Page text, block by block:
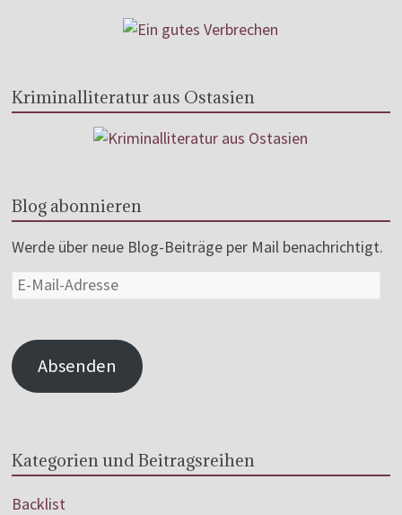
Kriminalliteratur aus Ostasien
Blog abonnieren
Werde über neue Blog-Beiträge per Mail benachrichtigt.
Absenden
Kategorien und Beitragsreihen
Backlist